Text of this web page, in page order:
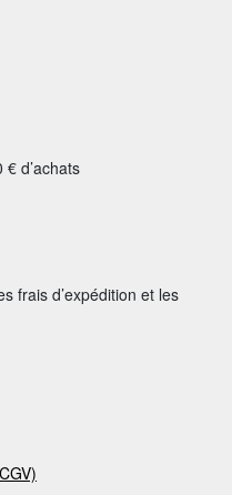
d’achats
frais d’expédition et les